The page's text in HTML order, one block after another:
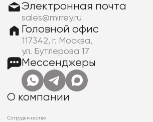
Электронная почта
sales@mirrey.ru
Головной офис
117342, г. Москва,
ул. Бутлерова 17
Мессенджеры
О компании
Сотрудничество